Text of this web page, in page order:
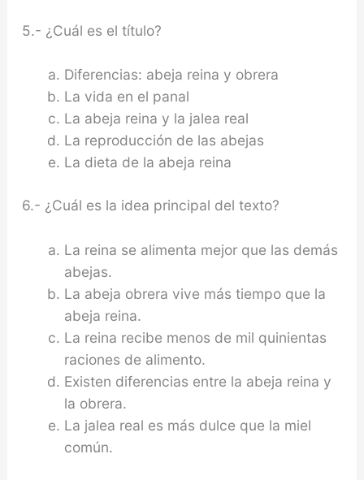
5.- ¿Cuál es el título?
Diferencias: abeja reina y obrera
La vida en el panal
La abeja reina y la jalea real
La reproducción de las abejas
La dieta de la abeja reina
6.- ¿Cuál es la idea principal del texto?
La reina se alimenta mejor que las demás
abejas.
La abeja obrera vive más tiempo que la
abeja reina.
La reina recibe menos de mil quinientas
raciones de alimento.
Existen diferencias entre la abeja reina y
la obrera.
La jalea real es más dulce que la miel
común.